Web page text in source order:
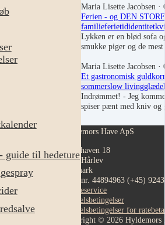
guide til hedeture
Maria Lisette Jacobsen ·
Ferien - og DEN
familieferietididentitet
Lykken er en blød sofa
smukke piger og de
Maria Lisette Jacobsen ·
Et gastronomisk
sommerslow livingglæde
Indrømmet! - Jeg
spiser pænt med kniv
Hyldemors Have ApS
Hestehaven 18
4652 Hårlev
Danmark
CVR nr. 44894963 (+45)
Kundeservice
Handelsbetingelser
Handelsbetingelser for
Copyright © 2026 Hyldemors